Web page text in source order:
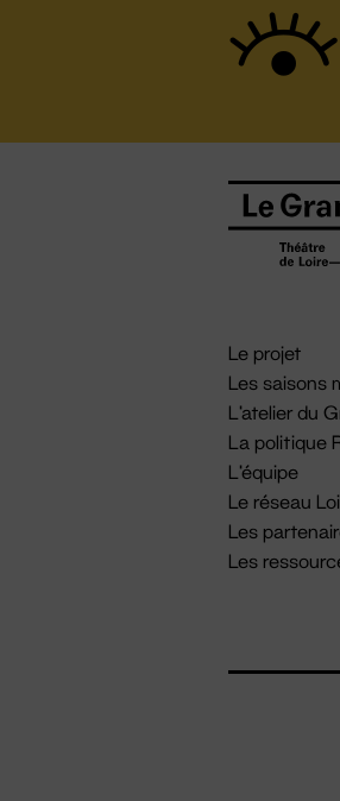
Le projet
Les saisons
L'atelier du
La politique
L'équipe
Le réseau
Les
Les